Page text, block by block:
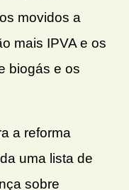
movidos a
mais IPVA e os
biogás e os
a reforma
uma lista de
sobre